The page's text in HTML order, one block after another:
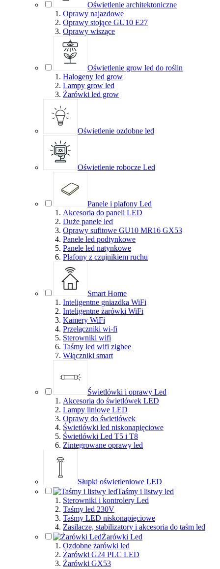
Oświetlenie architektoniczne
Oprawy najazdowe
Oprawy stojące GU10 E27
Oprawy wiszące
Oświetlenie grow led do roślin
Halogeny led grow
Lampy grow led
Żarówki led grow
Oświetlenie ozdobne led
Oświetlenie robocze Led
Panele i plafony Led
Akcesoria do paneli LED
Duże panele led
Oprawy sufitowe GU10 MR16 GX53
Panele led podtynkowe
Panele led natynkowe
Plafony z czujnikiem ruchu
Smart Home
Inteligentne gniazdka WiFi
Inteligentne żarówki WiFi
Kamery WiFi
Przełączniki wi-fi
Sterowniki wifi
Taśmy led wifi zigbee
Włączniki smart
Świetlówki i oprawy Led
Akcesoria do świetlówek LED
Lampy liniowe LED
Oprawy do świetlówek
Świetlówki led niskonapięciowe
Świetlówki Led T5 i T8
Zintegrowane oprawy led
Słupki oświetleniowe LED
Taśmy i listwy led
Sterowniki i kontrolery Led
Taśmy led 230V
Taśmy LED niskonapięciowe
Zasilacze, stabilizatory i akcesoria do taśm led
Żarówki Led
Ozdobne żarówki led
Żarówki G24 PLC LED
Żarówki GX53